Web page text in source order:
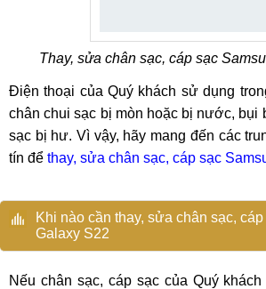
Thay, sửa chân sạc, cáp sạc
Điện thoại của Quý khách sử dụng
chân chui sạc bị mòn hoặc bị nước, bụi
sạc bị hư. Vì vậy, hãy mang đến các
tín để thay, sửa chân sạc, cáp sạc
Khi nào cần thay, sửa chân sạc,
Galaxy S22
Nếu chân sạc, cáp sạc của Quý